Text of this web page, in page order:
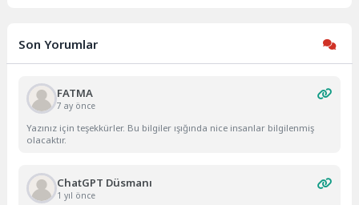
Son Yorumlar
FATMA
7 ay önce
Yazınız için teşekkürler. Bu bilgiler ışığında nice insanlar bilgilenmiş
olacaktır.
ChatGPT Düsmanı
1 yıl önce